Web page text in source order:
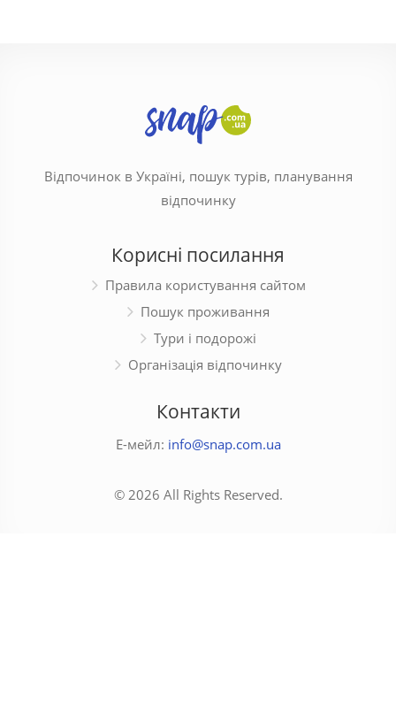
Відпочинок в Україні, пошук турів, планування
відпочинку
Корисні посилання
Правила користування сайтом
Пошук проживання
Тури і подорожі
Організація відпочинку
Контакти
Е-мейл: info@snap.com.ua
© 2026 All Rights Reserved.